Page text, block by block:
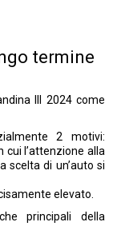
termine
III 2024 come
2 motivi:
l’attenzione alla
scelta di un’auto si
elevato.
principali della